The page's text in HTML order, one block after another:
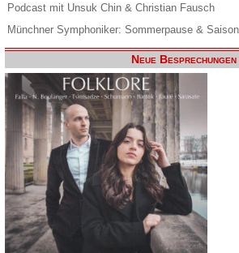
Podcast mit Unsuk Chin & Christian Fausch
Münchner Symphoniker: Sommerpause &
Neue Besprechungen